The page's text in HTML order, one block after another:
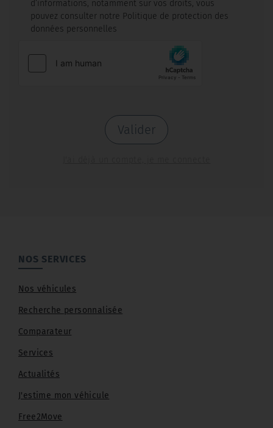
d’informations, notamment sur vos droits, vous
pouvez consulter notre Politique de protection des
données personnelles
Valider
NOS SERVICES
Nos véhicules
Recherche personnalisée
Comparateur
Services
Actualités
J'estime mon véhicule
Free2Move